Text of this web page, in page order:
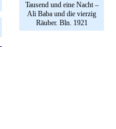
Tausend und eine Nacht –
Ali Baba und die vierzig
Räuber. Bln. 1921